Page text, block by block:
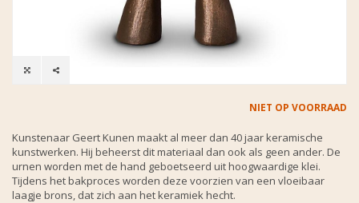
NIET OP VOORRAAD
Kunstenaar Geert Kunen maakt al meer dan 40 jaar keramische
kunstwerken. Hij beheerst dit materiaal dan ook als geen ander. De
urnen worden met de hand geboetseerd uit hoogwaardige klei.
Tijdens het bakproces worden deze voorzien van een vloeibaar
laagje brons, dat zich aan het keramiek hecht.